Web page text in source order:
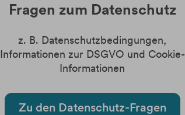
Fragen zum Datenschutz
z. B. Datenschutzbedingungen,
Informationen zur DSGVO und Cookie-
Informationen
Zu den Datenschutz-Fragen